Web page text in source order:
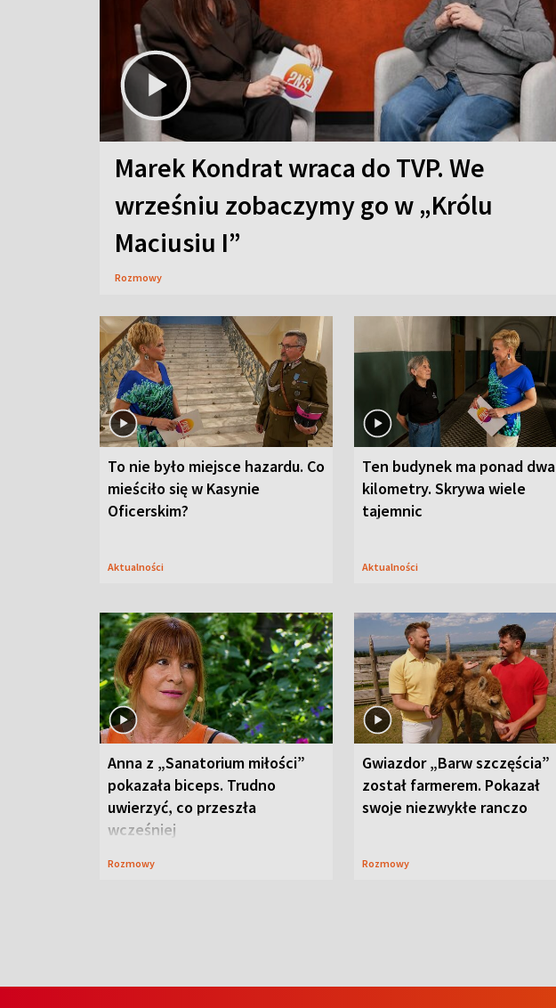
Marek Kondrat wraca do TVP. We
wrześniu zobaczymy go w „Królu
Maciusiu I”
Rozmowy
To nie było miejsce hazardu. Co
mieściło się w Kasynie
Oficerskim?
Aktualności
Ten budynek ma ponad dwa
kilometry. Skrywa wiele
tajemnic
Aktualności
Anna z „Sanatorium miłości”
pokazała biceps. Trudno
uwierzyć, co przeszła
wcześniej
Rozmowy
Gwiazdor „Barw szczęścia”
został farmerem. Pokazał
swoje niezwykłe ranczo
Rozmowy